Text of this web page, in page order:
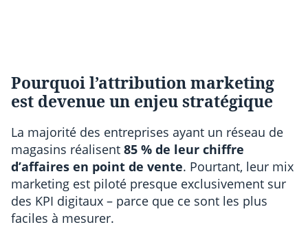
Pourquoi l’attribution marketing
est devenue un enjeu stratégique
La majorité des entreprises ayant un réseau de
magasins réalisent 85 % de leur chiffre
d’affaires en point de vente. Pourtant, leur mix
marketing est piloté presque exclusivement sur
des KPI digitaux – parce que ce sont les plus
faciles à mesurer.